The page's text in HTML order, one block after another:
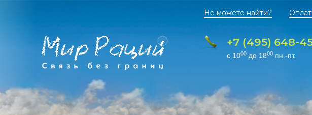
Не можете найти?
+7 (495) 648-
с 1000 до 1800 пн.-пт.